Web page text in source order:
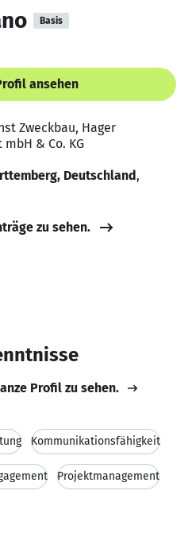
Basis
ansehen
Zweckbau, Hager
& Co. KG
Deutschland,
zu sehen.
Profil zu sehen.
Kommunikationsfähigkeit
Projektmanagement